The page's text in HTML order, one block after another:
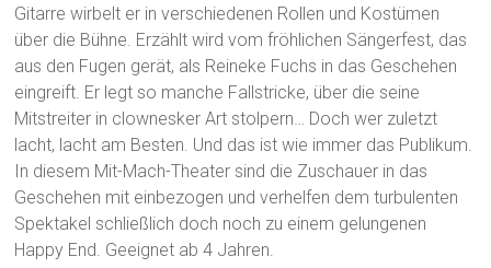
Gitarre wirbelt er in verschiedenen Rollen und Kostümen
über die Bühne. Erzählt wird vom fröhlichen Sängerfest, das
aus den Fugen gerät, als Reineke Fuchs in das Geschehen
eingreift. Er legt so manche Fallstricke, über die seine
Mitstreiter in clownesker Art stolpern… Doch wer zuletzt
lacht, lacht am Besten. Und das ist wie immer das Publikum.
In diesem Mit-Mach-Theater sind die Zuschauer in das
Geschehen mit einbezogen und verhelfen dem turbulenten
Spektakel schließlich doch noch zu einem gelungenen
Happy End. Geeignet ab 4 Jahren.